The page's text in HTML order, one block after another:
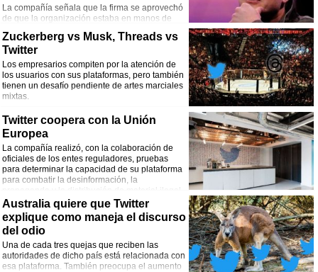
La compañía señala que la firma se aprovechó
de que la organización estaba en manos de
ejecutivos desmotivados y sin interés en su futuro. Habría alterado los términos
del acuerdo con su cliente para recibir bonificaciones extras.
Zuckerberg vs Musk, Threads vs
Twitter
Los empresarios compiten por la atención de
los usuarios con sus plataformas, pero también
tienen un desafío pendiente de artes marciales
mixtas.
Twitter coopera con la Unión
Europea
La compañía realizó, con la colaboración de
oficiales de los entes reguladores, pruebas
para determinar la capacidad de su plataforma
para combatir la desinformación, la
propaganda y la distribución de material ilegal.
Australia quiere que Twitter
explique como maneja el discurso
del odio
Una de cada tres quejas que reciben las
autoridades de dicho país está relacionada con
esa plataforma. También preocupa el aumento